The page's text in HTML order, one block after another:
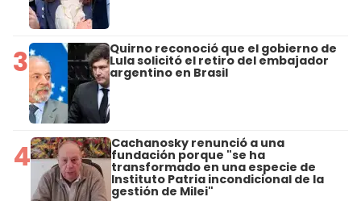
3 Quirno reconoció que el gobierno de
Lula solicitó el retiro del embajador
argentino en Brasil
4 Cachanosky renunció a una
fundación porque "se ha
transformado en una especie de
Instituto Patria incondicional de la
gestión de Milei"